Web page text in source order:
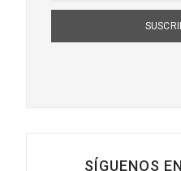
SÍGUENOS